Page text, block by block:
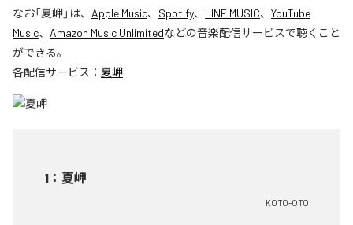
なお「夏岬」は、 Apple Music、 Spotify、 LINE MUSIC、 YouTube
Music、 Amazon Music Unlimitedなどの音楽配信サービスで聴くこと
ができる。
各配信サービス： 夏岬
1 ： 夏岬
KOTO-OTO